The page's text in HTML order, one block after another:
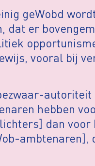
geWobd
dat er
vooral bij
autoriteit
hebben
dan voor
ambtenaren],